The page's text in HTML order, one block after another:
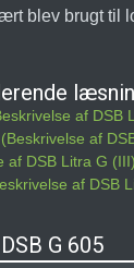
blev brugt til
af DSB
af
af DSB Litra G
af DSB
G 605